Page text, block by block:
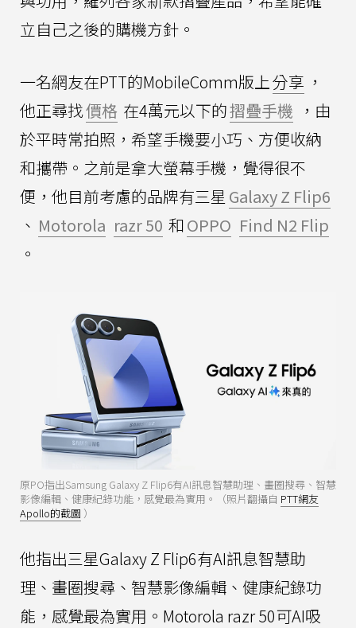
立自己之後的購機方針。
一名網友在PTT的MobileComm版上分享 ，
他正尋找價格 在4萬元以下的摺疊手機 ，由
於平時常拍照，希望手機要小巧、方便收納
和攜帶。之前是拿大螢幕手機，覺得很不
便，他目前考慮的品牌有三星 Galaxy Z Flip6
、 Motorola razr 50 和OPPO Find N2 Flip
。
原PO指出Samsung Galaxy Z Flip6有AI訊息智慧助理、畫圈搜尋、智慧
影像編輯、健康紀錄功能，感覺最為實用。（照片翻攝自 PTT網友
Apollo的截圖 ）
他指出三星Galaxy Z Flip6有AI訊息智慧助
理、畫圈搜尋、智慧影像編輯、健康紀錄功
能，感覺最為實用。Motorola razr 50可AI吸